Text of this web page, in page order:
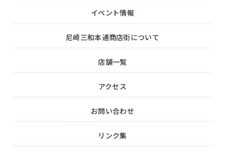
イベント情報
尼崎三和本通商店街について
店舗一覧
アクセス
お問い合わせ
リンク集